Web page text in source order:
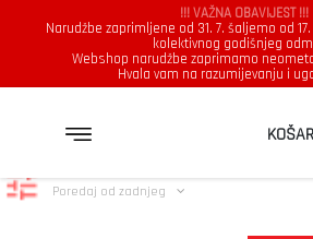
!!! VAŽNA OBAVIJEST !!!
Narudžbe zaprimljene od 31. 7. šaljemo od
kolektivnog godišnjeg
Webshop narudžbe zaprimamo
Hvala vam na razumijevanju i
Karlo Prikazuje se svih 2 rezultata
Poredaj od zadnjeg